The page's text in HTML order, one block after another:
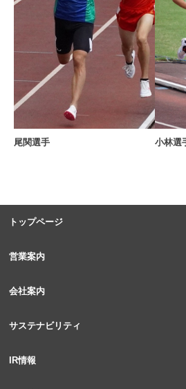
尾関選手 小林選
トップページ
営業案内
会社案内
サステナビリティ
IR情報